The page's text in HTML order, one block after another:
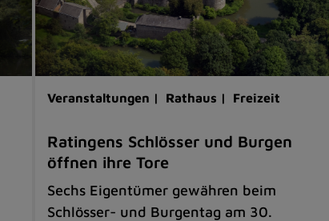
Veranstaltungen | Rathaus | Freizeit
Ratingens Schlösser und Burgen
öffnen ihre Tore
Sechs Eigentümer gewähren beim
Schlösser- und Burgentag am 30.